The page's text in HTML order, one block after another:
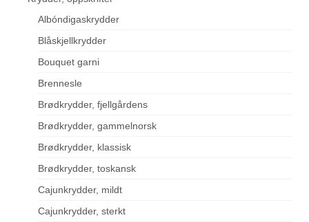
Albóndigaskrydder
Blåskjellkrydder
Bouquet garni
Brennesle
Brødkrydder, fjellgårdens
Brødkrydder, gammelnorsk
Brødkrydder, klassisk
Brødkrydder, toskansk
Cajunkrydder, mildt
Cajunkrydder, sterkt